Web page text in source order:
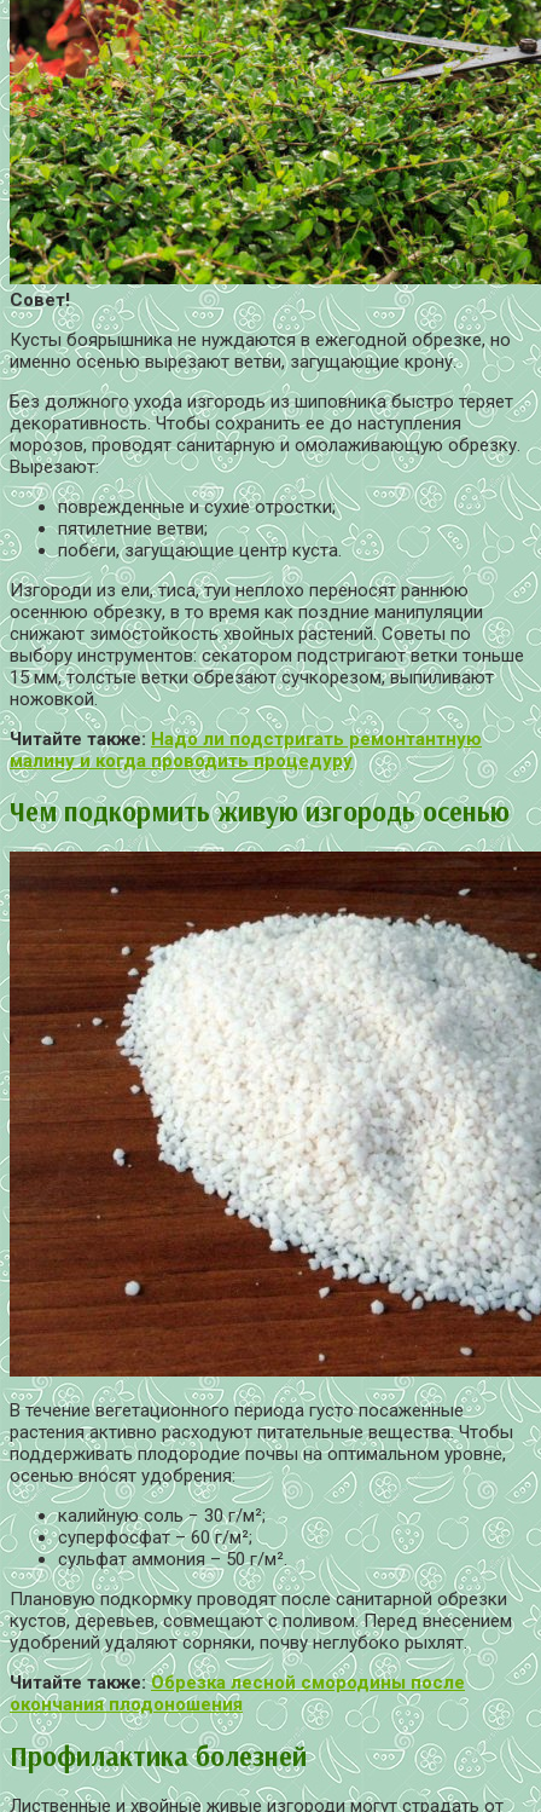
Совет!
Кусты боярышника не нуждаются в ежегодной обрезке, но
именно осенью вырезают ветви, загущающие крону.
Без должного ухода изгородь из шиповника быстро теряет
декоративность. Чтобы сохранить ее до наступления
морозов, проводят санитарную и омолаживающую обрезку.
Вырезают:
поврежденные и сухие отростки;
пятилетние ветви;
побеги, загущающие центр куста.
Изгороди из ели, тиса, туи неплохо переносят раннюю
осеннюю обрезку, в то время как поздние манипуляции
снижают зимостойкость хвойных растений. Советы по
выбору инструментов: секатором подстригают ветки тоньше
15 мм, толстые ветки обрезают сучкорезом, выпиливают
ножовкой.
Читайте также: Надо ли подстригать ремонтантную
малину и когда проводить процедуру
Чем подкормить живую изгородь осенью
В течение вегетационного периода густо посаженные
растения активно расходуют питательные вещества. Чтобы
поддерживать плодородие почвы на оптимальном уровне,
осенью вносят удобрения:
калийную соль − 30 г/м²;
суперфосфат – 60 г/м²;
сульфат аммония – 50 г/м².
Плановую подкормку проводят после санитарной обрезки
кустов, деревьев, совмещают с поливом. Перед внесением
удобрений удаляют сорняки, почву неглубоко рыхлят.
Читайте также:Обрезка лесной смородины после
окончания плодоношения
Профилактика болезней
Лиственные и хвойные живые изгороди могут страдать от